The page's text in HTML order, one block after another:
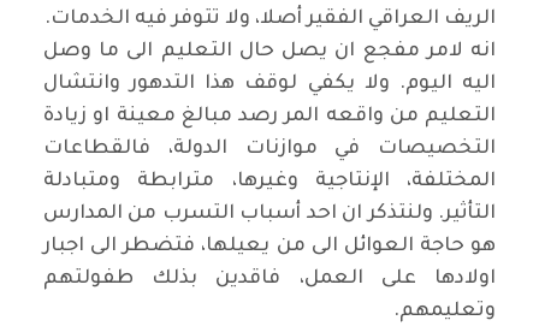
الريف العراقي الفقير أصلا، ولا تتوفر فيه الخدمات.
انه لامر مفجع ان يصل حال التعليم الى ما وصل
اليه اليوم. ولا يكفي لوقف هذا التدهور وانتشال
التعليم من واقعه المر رصد مبالغ معينة او زيادة
التخصيصات في موازنات الدولة، فالقطاعات
المختلفة، الإنتاجية وغيرها، مترابطة ومتبادلة
التأثير. ولنتذكر ان احد أسباب التسرب من المدارس
هو حاجة العوائل الى من يعيلها، فتضطر الى اجبار
اولادها على العمل، فاقدين بذلك طفولتهم
وتعليمهم.